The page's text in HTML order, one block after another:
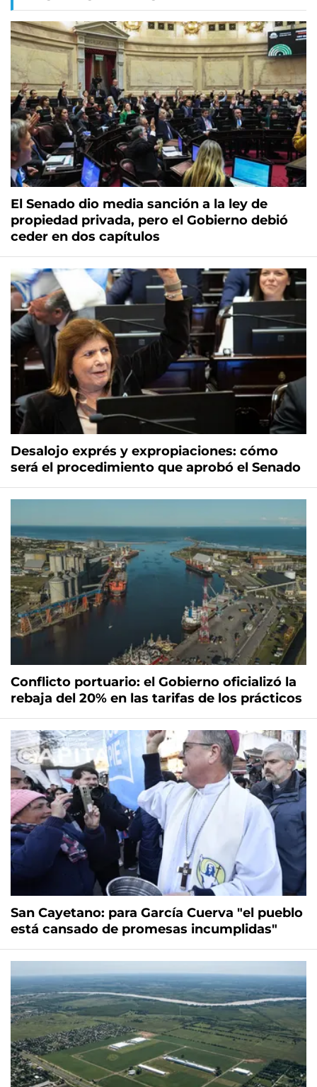
El Senado dio media sanción a la ley de
propiedad privada, pero el Gobierno debió
ceder en dos capítulos
Desalojo exprés y expropiaciones: cómo
será el procedimiento que aprobó el Senado
Conflicto portuario: el Gobierno oficializó la
rebaja del 20% en las tarifas de los prácticos
San Cayetano: para García Cuerva "el pueblo
está cansado de promesas incumplidas"